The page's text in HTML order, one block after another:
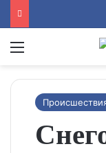
Menu